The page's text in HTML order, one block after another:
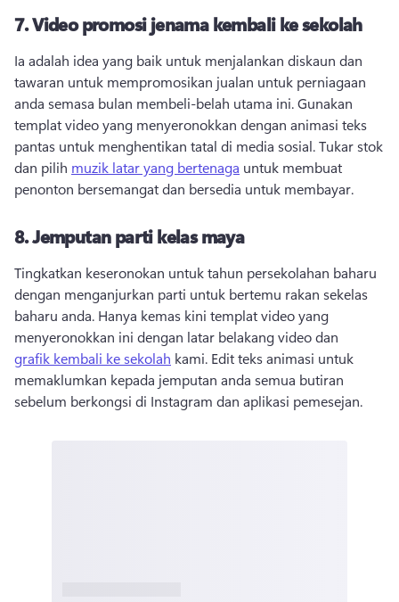
7.Video promosi jenama kembali ke sekolah
Ia adalah idea yang baik untuk menjalankan diskaun dan
tawaran untuk mempromosikan jualan untuk perniagaan
anda semasa bulan membeli-belah utama ini. Gunakan
templat video yang menyeronokkan dengan animasi teks
pantas untuk menghentikan tatal di media sosial. Tukar stok
dan pilih muzik latar yang bertenaga untuk membuat
penonton bersemangat dan bersedia untuk membayar.
8.Jemputan parti kelas maya
Tingkatkan keseronokan untuk tahun persekolahan baharu
dengan menganjurkan parti untuk bertemu rakan sekelas
baharu anda. Hanya kemas kini templat video yang
menyeronokkan ini dengan latar belakang video dan
grafik kembali ke sekolah kami. Edit teks animasi untuk
memaklumkan kepada jemputan anda semua butiran
sebelum berkongsi di Instagram dan aplikasi pemesejan.